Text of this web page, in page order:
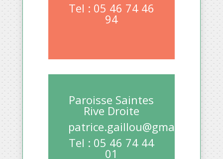
Tel : 05 46 74 46
94
Paroisse Saintes
Rive Droite
patrice.gaillou@gmail.com
Tel : 05 46 74 44
01